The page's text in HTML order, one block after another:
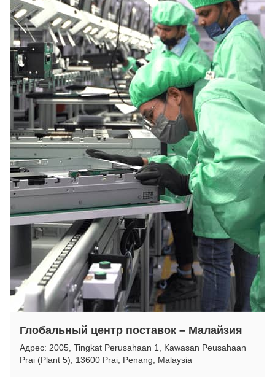
Глобальный центр поставок – Малайзия
Адрес: 2005, Tingkat Perusahaan 1, Kawasan Peusahaan
Prai (Plant 5), 13600 Prai, Penang, Malaysia